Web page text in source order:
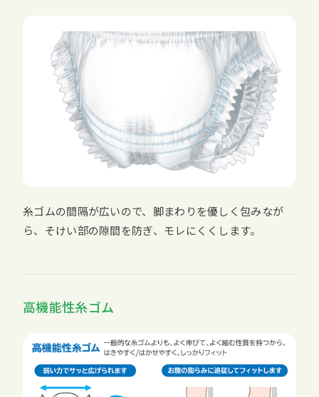
糸ゴムの間隔が広いので、脚まわりを優しく包みなが
ら、そけい部の隙間を防ぎ、モレにくくします。
高機能性糸ゴム